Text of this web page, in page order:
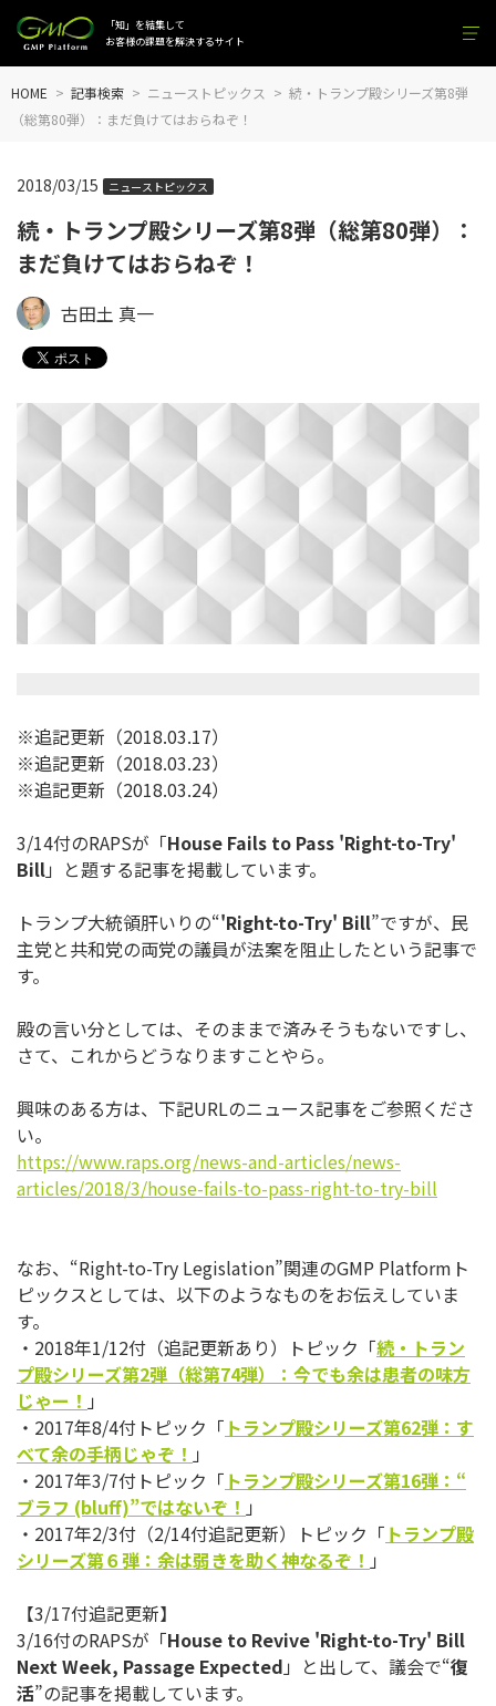
「知」を結集して
お客様の課題を解決するサイト
HOME 記事検索 ニューストピックス
続・トランプ殿シリーズ第8弾
（総第80弾）：まだ負けてはおらねぞ！
続・トランプ殿シリーズ第8弾（総第80弾）：
まだ負けてはおらねぞ！
2018/03/15 ニューストピックス
古田土 真一
※追記更新（2018.03.17）
※追記更新（2018.03.23）
※追記更新（2018.03.24）
3/14付のRAPSが「House Fails to Pass 'Right-to-Try'
Bill」と題する記事を掲載しています。
トランプ大統領肝いりの“'Right-to-Try' Bill”ですが、 民
主党と共和党の両党の議員が法案を阻止したという記事で
す。
殿の言い分としては、そのままで済みそうもないですし、
さて、 これからどうなりますことやら。
興味のある方は、下記URLのニュース記事をご参照くださ
い。
https://www.raps.org/news-and-articles/news-
articles/2018/3/house-fails-to-pass-right-to-try-bill
なお、“Right-to-Try Legislation”関連のGMP Platformト
ピックスとしては、 以下のようなものをお伝えしていま
す。
・2018年1/12付（追記更新あり）トピック「続・ トラン
プ殿シリーズ第2弾（総第74弾）： 今でも余は患者の味方
じゃー！ 」
・2017年8/4付トピック「 トランプ殿シリーズ第62弾： す
べて余の手柄じゃぞ！ 」
・2017年3/7付トピック「 トランプ殿シリーズ第16弾： “
ブラフ (bluff)”ではないぞ！ 」
・2017年2/3付（2/14付追記更新）トピック「 トランプ殿
シリーズ第６弾：余は弱きを助く神なるぞ！ 」
【3/17付追記更新】
3/16付のRAPSが「House to Revive 'Right-to-Try' Bill
Next Week, Passage Expected 」と出して、議会で“復
活”の記事を掲載しています。